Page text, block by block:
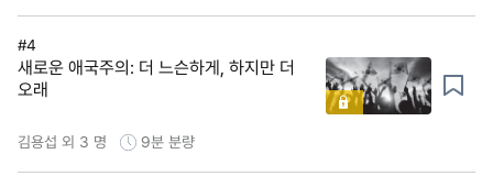
#4
새로운 애국주의: 더 느슨하게, 하지만 더
오래
김용섭 외 3 명 9분 분량